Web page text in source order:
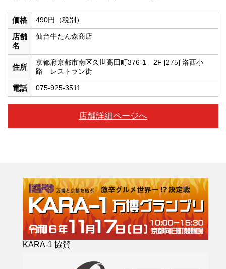
価格 490円（税別）
店舗
名
仙台牛たん森商店
住所
京都府京都市南区久世高田町376-1 2F [275] 洛西小
路 レストラン街
電話 075-925-3511
店舗詳細ページへ
KARA-1 協賛